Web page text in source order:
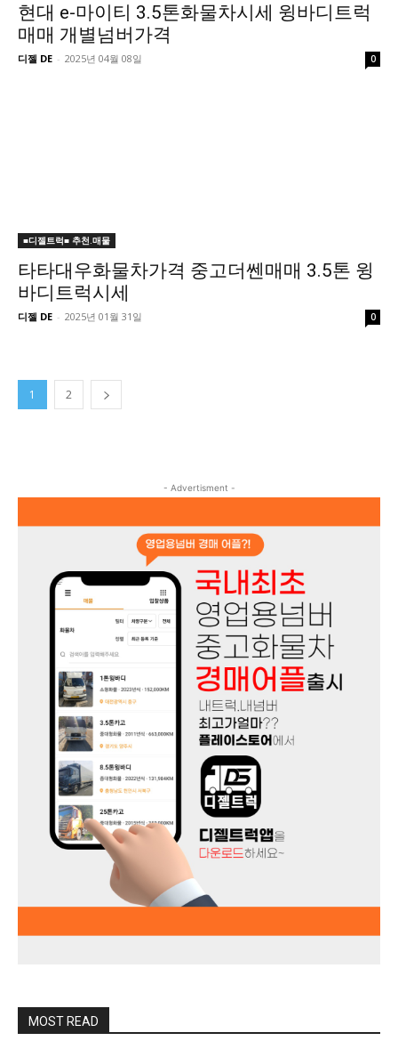
현대 e-마이티 3.5톤화물차시세 윙바디트럭
매매 개별넘버가격
디젤 DE - 2025년 04월 08일 0
■디젤트럭■ 추천.매물
타타대우화물차가격 중고더쎈매매 3.5톤 윙
바디트럭시세
디젤 DE - 2025년 01월 31일 0
1 2
- Advertisment -
MOST READ